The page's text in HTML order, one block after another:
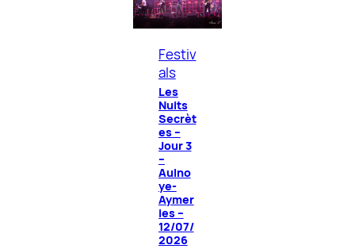
Festiv
als
Les
Nuits
Secrèt
es –
Jour 3
–
Aulno
ye-
Aymer
ies –
12/07/
2026